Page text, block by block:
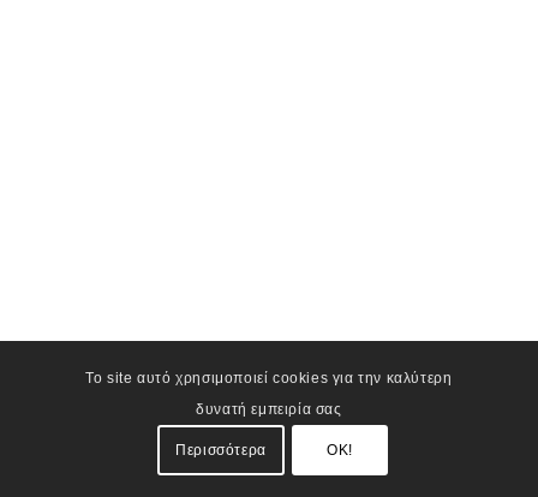
Το site αυτό χρησιμοποιεί cookies για την καλύτερη
δυνατή εμπειρία σας
Περισσότερα OK!